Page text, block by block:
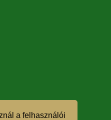
a felhasználói